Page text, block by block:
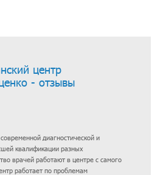
центр
- отзывы
диагностической и
квалификации разных
врачей работают в центре с самого
работает по проблемам